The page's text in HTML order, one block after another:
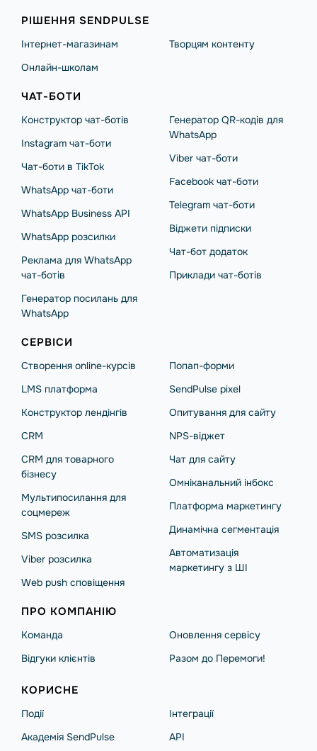
РІШЕННЯ SENDPULSE
Інтернет-магазинам
Онлайн-школам
Творцям контенту
ЧАТ-БОТИ
Конструктор чат-ботів
Instagram чат-боти
Чат-боти в TikTok
WhatsApp чат-боти
WhatsApp Business API
WhatsApp розсилки
Реклама для WhatsApp
чат-ботів
Генератор посилань для
WhatsApp
Генератор QR-кодів для
WhatsApp
Viber чат-боти
Facebook чат-боти
Telegram чат-боти
Віджети підписки
Чат-бот додаток
Приклади чат-ботів
СЕРВІСИ
Створення online-курсів
LMS платформа
Конструктор лендінгів
CRM
CRM для товарного
бізнесу
Мультипосилання для
соцмереж
SMS розсилка
Viber розсилка
Web push сповіщення
Попап-форми
SendPulse pixel
Опитування для сайту
NPS-віджет
Чат для сайту
Омніканальний інбокс
Платформа маркетингу
Динамічна сегментація
Автоматизація
маркетингу з ШІ
ПРО КОМПАНІЮ
Команда
Відгуки клієнтів
Оновлення сервісу
Разом до Перемоги!
КОРИСНЕ
Події
Академія SendPulse
Інтеграції
API